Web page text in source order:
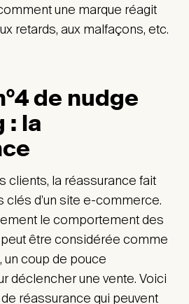
une marque réagit
retards, aux malfaçons, etc.
de nudge
la
clients, la réassurance fait
d’un site e-commerce.
le comportement des
être considérée comme
un coup de pouce
déclencher une vente. Voici
réassurance qui peuvent